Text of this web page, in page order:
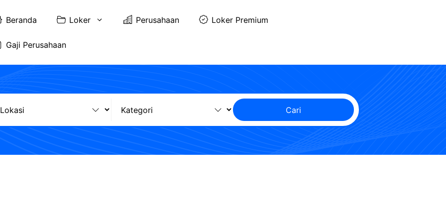
Beranda Loker Perusahaan Loker Premium
Gaji Perusahaan
Cari